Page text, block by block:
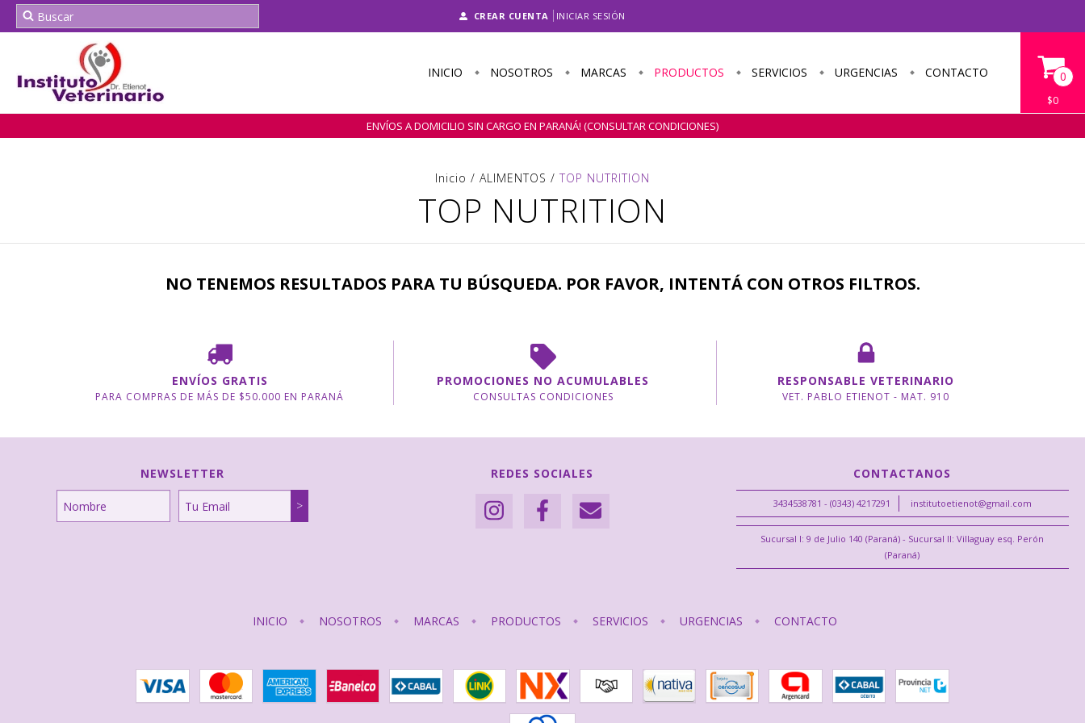
CREAR CUENTA INICIAR SESIÓN
INICIO NOSOTROS MARCAS PRODUCTOS SERVICIOS URGENCIAS CONTACTO 0
$0
ENVÍOS A DOMICILIO SIN CARGO EN PARANÁ! (CONSULTAR CONDICIONES)
Inicio / ALIMENTOS / TOP NUTRITION
TOP NUTRITION
NO TENEMOS RESULTADOS PARA TU BÚSQUEDA. POR FAVOR, INTENTÁ CON OTROS FILTROS.
ENVÍOS GRATIS
PARA COMPRAS DE MÁS DE $50.000 EN PARANÁ
PROMOCIONES NO ACUMULABLES
CONSULTAS CONDICIONES
RESPONSABLE VETERINARIO
VET. PABLO ETIENOT - MAT. 910
NEWSLETTER REDES SOCIALES CONTACTANOS
3434538781 - (0343) 4217291 institutoetienot@gmail.com
Sucursal I: 9 de Julio 140 (Paraná) - Sucursal II: Villaguay esq. Perón
(Paraná)
INICIO NOSOTROS MARCAS PRODUCTOS SERVICIOS URGENCIAS CONTACTO